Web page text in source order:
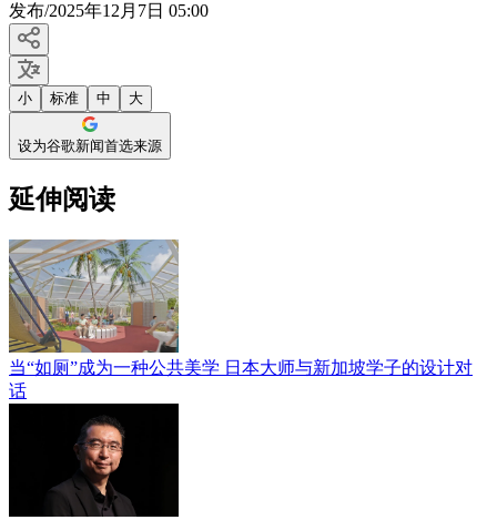
发布/2025年12月7日 05:00
小 标准 中 大
设为谷歌新闻首选来源
延伸阅读
当“如厕”成为一种公共美学 日本大师与新加坡学子的设计对
话